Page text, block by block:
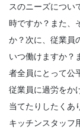
スのニーズについ
時ですか？また、
か？次に、従業員
いつ働けますか？
者全員にとって公
従業員に過労をか
当てたりしたくあ
キッチンスタッフ